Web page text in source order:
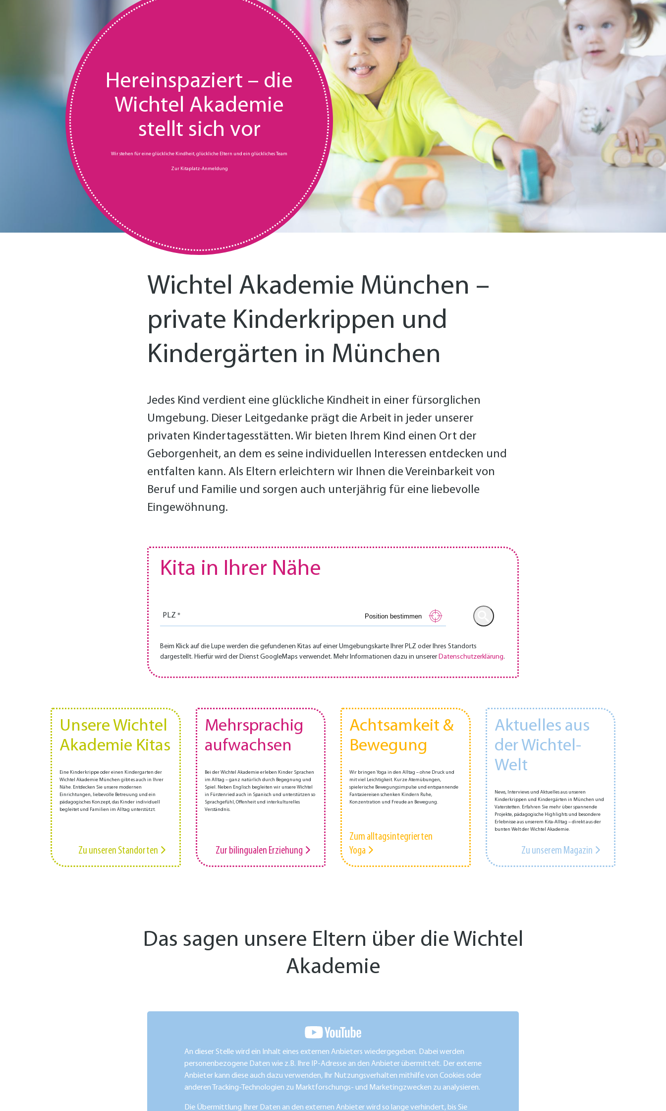
Hereinspaziert – die
Wichtel Akademie
stellt sich vor
Wir stehen für eine glückliche Kindheit, glückliche Eltern und ein glückliches Team
Zur Kitaplatz-Anmeldung
Wichtel Akademie München –
private Kinder­krippen und
Kinder­gärten in München
Jedes Kind verdient eine glückliche Kind­heit in einer fürsorg­lichen
Umgebung. Dieser Leit­gedanke prägt die Arbeit in jeder unserer
privaten Kinder­tages­stätten. Wir bieten Ihrem Kind einen Ort der
Geborgen­heit, an dem es seine indivi­duellen Interessen ent­decken und
entfal­ten kann. Als Eltern erleichtern wir Ihnen die Verein­barkeit von
Beruf und Familie und sorgen auch unterjährig für eine liebevolle
Eingewöhnung.
Kita in Ihrer Nähe
PLZ Position bestimmen
Beim Klick auf die Lupe werden die gefundenen Kitas auf einer Umgebungskarte Ihrer PLZ oder Ihres Standorts
dargestellt. Hierfür wird der Dienst GoogleMaps verwendet. Mehr Informationen dazu in unsererDatenschutzerklärung.
Unsere Wichtel
Akademie Kitas
Eine Kinderkrippe oder einen Kindergarten der
Wichtel Akademie München gibt es auch in Ihrer
Nähe. Entdecken Sie unsere modernen
Einrichtungen, liebevolle Betreuung und ein
pädagogisches Konzept, das Kinder individuell
begleitet und Familien im Alltag unterstützt.
Zu unseren Standorten
Mehrsprachig
aufwachsen
Bei der Wichtel Akademie erleben Kinder Sprachen
im Alltag – ganz natürlich durch Begegnung und
Spiel. Neben Englisch begleiten wir unsere Wichtel
in Fürstenried auch in Spanisch und unterstützen so
Sprachgefühl, Offenheit und interkulturelles
Verständnis.
Zur bilingualen Erziehung
Achtsamkeit &
Bewegung
Wir bringen Yoga in den Alltag – ohne Druck und
mit viel Leichtigkeit. Kurze Atemübungen,
spielerische Bewegungsimpulse und entspannende
Fantasiereisen schenken Kindern Ruhe,
Konzentration und Freude an Bewegung.
Zum alltagsintegrierten
Yoga
Aktuelles aus
der Wichtel-
Welt
News, Interviews und Aktuelles aus unseren
Kinderkrippen und Kindergärten in München und
Vaterstetten. Erfahren Sie mehr über spannende
Projekte, pädagogische Highlights und besondere
Erlebnisse aus unserem Kita-Alltag – direkt aus der
bunten Welt der Wichtel Akademie.
Zu unserem Magazin
Das sagen unsere Eltern über die Wichtel
Akademie
An dieser Stelle wird ein Inhalt eines externen Anbieters wiedergegeben. Dabei werden
personenbezogene Daten wie z.B. Ihre IP-Adresse an den Anbieter übermittelt. Der externe
Anbieter kann diese auch dazu verwenden, Ihr Nutzungsverhalten mithilfe von Cookies oder
anderen Tracking-Technologien zu Marktforschungs- und Marketingzwecken zu analysieren.
Die Übermittlung Ihrer Daten an den externen Anbieter wird so lange verhindert, bis Sie